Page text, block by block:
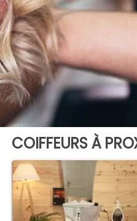
COIFFEURS À